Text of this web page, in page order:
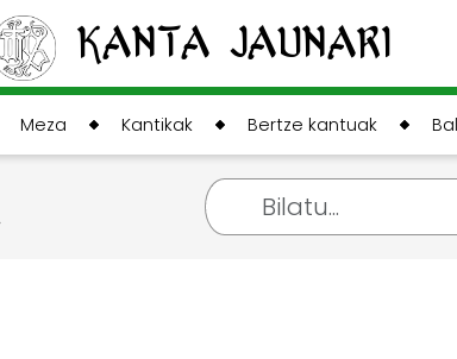
Kanta Jaunari
Meza Kantikak Bertze kantuak